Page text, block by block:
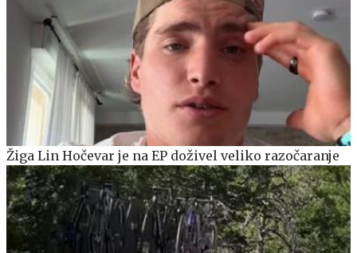
Žiga Lin Hočevar je na EP doživel veliko razočaranje